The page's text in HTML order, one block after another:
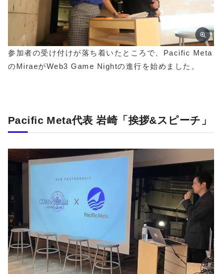
参加者の受け付けが落ち着いたところで、Pacific Meta
のMiraeがWeb3 Game Nightの進行を始めました。
Pacific Meta代表 岩崎「挨拶&スピーチ」